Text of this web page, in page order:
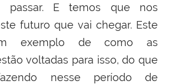
passar. E temos que nos
futuro que vai chegar. Este
exemplo de como as
voltadas para isso, do que
nesse período de